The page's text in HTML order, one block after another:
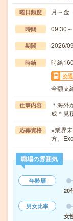
曜日頻度 月～金
時間 09:30
期間 2026/
時給 時給
交
全額支
仕事内容
＊海外
成＊見
応募資格
※業界
方、
職場の雰囲気
年齢層
20
男女比率
女